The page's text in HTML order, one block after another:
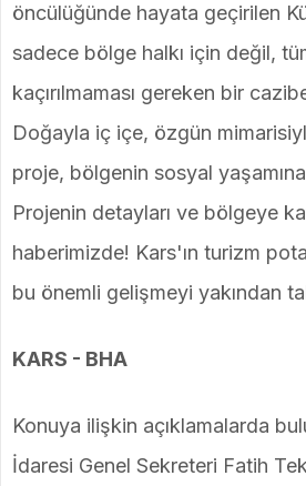
öncülüğünde hayata geçirilen
sadece bölge halkı için değil,
kaçırılmaması gereken bir
Doğayla iç içe, özgün
proje, bölgenin sosyal
Projenin detayları ve bölgeye
haberimizde! Kars'ın turizm
bu önemli gelişmeyi yakından
KARS - BHA
Konuya ilişkin açıklamalarda
İdaresi Genel Sekreteri Fatih